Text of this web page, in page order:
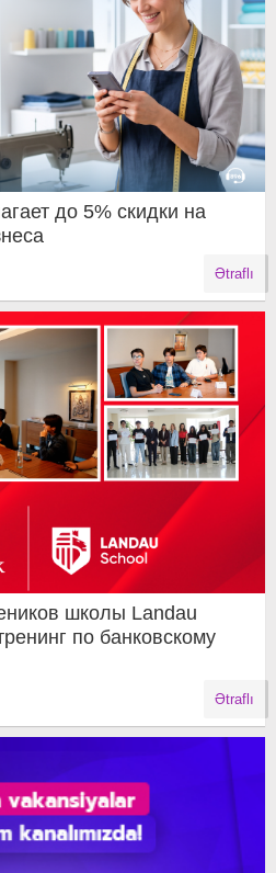
до 5% скидки на
Ətraflı
школы Landau
по банковскому
Ətraflı